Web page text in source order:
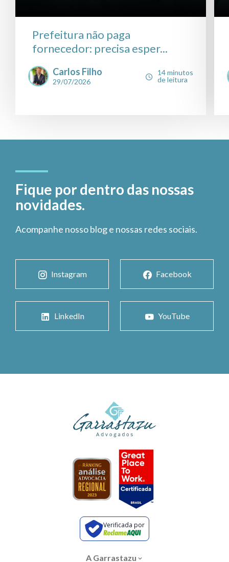
Prefeitura não paga
fornecedor: precisa esper...
Carlos Filho
29/07/2026
14 minutos
de leitura
Fique por dentro das nossas
novidades.
Acompanhe nosso blog e nossas redes sociais.
Instagram Facebook
LinkedIn YouTube
Verificada por
A Garrastazu